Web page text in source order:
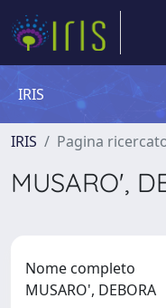
IRIS
IRIS Pagina
MUSARO',
Nome completo
MUSARO', DEBORA